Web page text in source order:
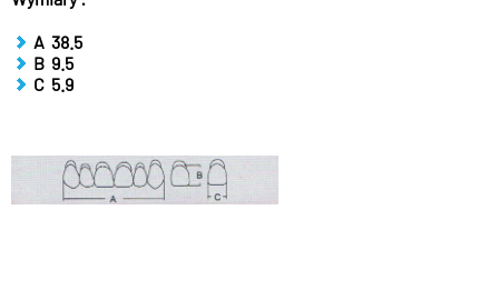
A 38.5
B 9.5
C 5.9